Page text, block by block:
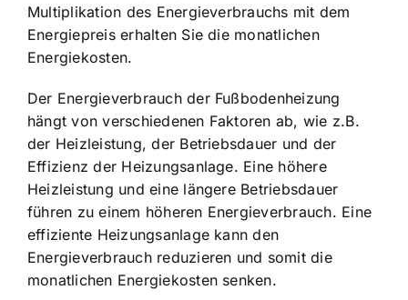
Multiplikation des Energieverbrauchs mit dem
Energiepreis erhalten Sie die monatlichen
Energiekosten.
Der Energieverbrauch der Fußbodenheizung
hängt von verschiedenen Faktoren ab, wie z.B.
der Heizleistung, der Betriebsdauer und der
Effizienz der Heizungsanlage. Eine höhere
Heizleistung und eine längere Betriebsdauer
führen zu einem höheren Energieverbrauch. Eine
effiziente Heizungsanlage kann den
Energieverbrauch reduzieren und somit die
monatlichen Energiekosten senken.